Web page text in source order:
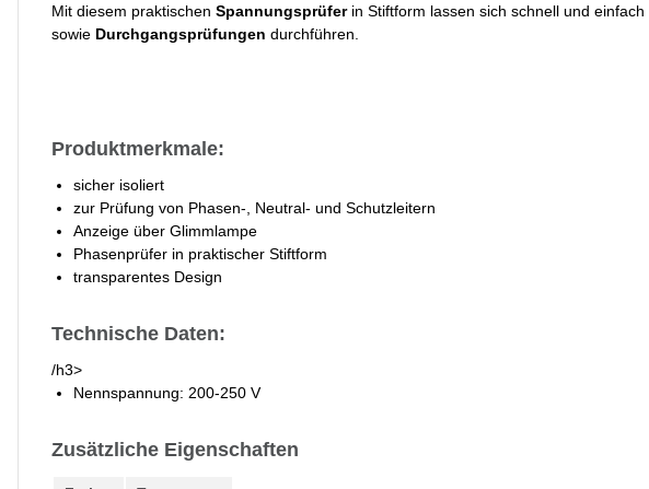
Mit diesem praktischen Spannungsprüfer in Stiftform lassen sich schnell und einfach
sowie Durchgangsprüfungen durchführen.
Produktmerkmale:
sicher isoliert
zur Prüfung von Phasen-, Neutral- und Schutzleitern
Anzeige über Glimmlampe
Phasenprüfer in praktischer Stiftform
transparentes Design
Technische Daten:
/h3>
Nennspannung: 200-250 V
Zusätzliche Eigenschaften